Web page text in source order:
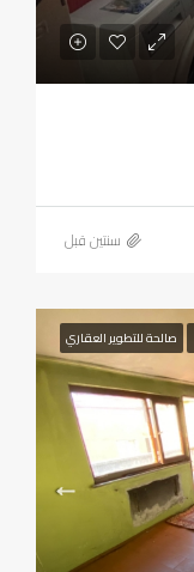
‏سنتين قبل
صالحة للتطوير العقاري